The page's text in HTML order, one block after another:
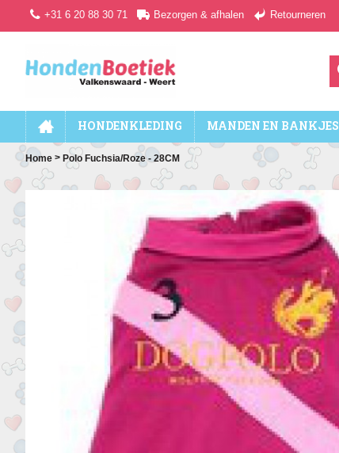
+31 6 20 88 30 71 Bezorgen & afhalen Retourneren
HONDENKLEDING MANDEN EN BANKJES
Home > Polo Fuchsia/Roze - 28CM